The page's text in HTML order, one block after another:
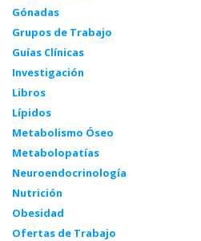
Gónadas
Grupos de Trabajo
Guías Clínicas
Investigación
Libros
Lípidos
Metabolismo Óseo
Metabolopatías
Neuroendocrinología
Nutrición
Obesidad
Ofertas de Trabajo